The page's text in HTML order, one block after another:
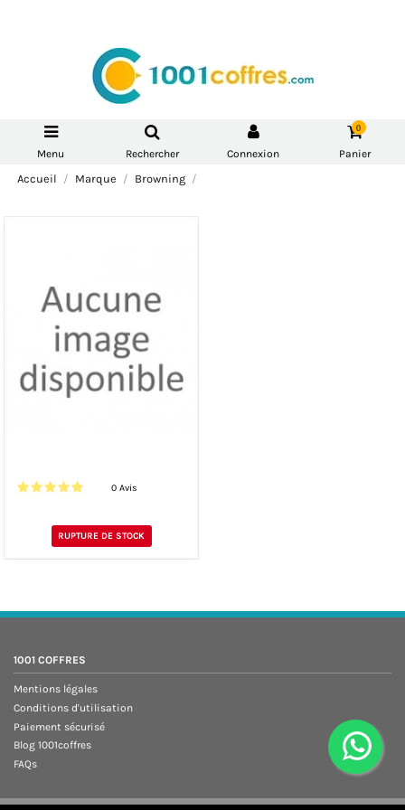
Menu Rechercher Connexion
0
Panier
Accueil Marque Browning
0 Avis
RUPTURE DE STOCK
1001 COFFRES
Mentions légales
Conditions d'utilisation
Paiement sécurisé
Blog 1001coffres
FAQs